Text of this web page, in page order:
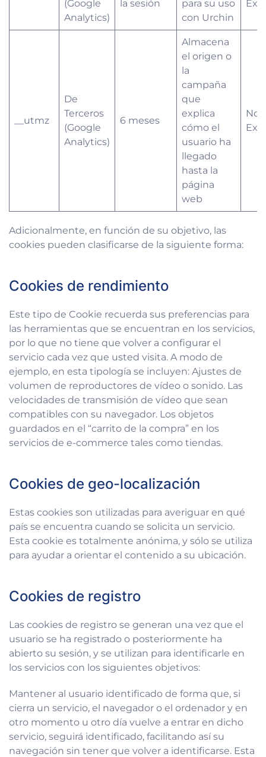
(Google
Analytics)
la sesión
para su uso
con Urchin
__utmz
De
Terceros
(Google
Analytics)
6 meses
Almacena
el origen o
la
campaña
que
explica
cómo el
usuario ha
llegado
hasta la
página
web
No
Adicionalmente, en función de su objetivo, las
cookies pueden clasificarse de la siguiente forma:
Cookies de rendimiento
Este tipo de Cookie recuerda sus preferencias para
las herramientas que se encuentran en los servicios,
por lo que no tiene que volver a configurar el
servicio cada vez que usted visita. A modo de
ejemplo, en esta tipología se incluyen: Ajustes de
volumen de reproductores de vídeo o sonido. Las
velocidades de transmisión de vídeo que sean
compatibles con su navegador. Los objetos
guardados en el “carrito de la compra” en los
servicios de e-commerce tales como tiendas.
Cookies de geo-localización
Estas cookies son utilizadas para averiguar en qué
país se encuentra cuando se solicita un servicio.
Esta cookie es totalmente anónima, y sólo se utiliza
para ayudar a orientar el contenido a su ubicación.
Cookies de registro
Las cookies de registro se generan una vez que el
usuario se ha registrado o posteriormente ha
abierto su sesión, y se utilizan para identificarle en
los servicios con los siguientes objetivos:
Mantener al usuario identificado de forma que, si
cierra un servicio, el navegador o el ordenador y en
otro momento u otro día vuelve a entrar en dicho
servicio, seguirá identificado, facilitando así su
navegación sin tener que volver a identificarse. Esta